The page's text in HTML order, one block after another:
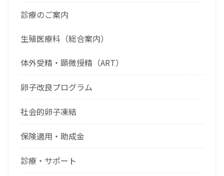
診療のご案内
生殖医療科（総合案内）
体外受精・顕微授精（ART）
卵子改良プログラム
社会的卵子凍結
保険適用・助成金
診療・サポート